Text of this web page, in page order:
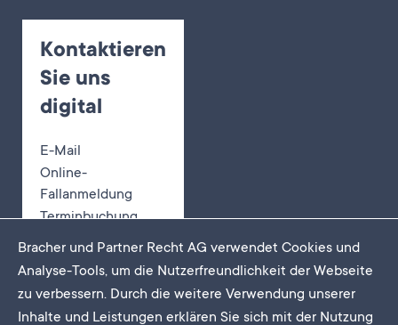
Kontaktieren
Sie uns
digital
E-Mail
Online-
Fallanmeldung
Terminbuchung
Newsletter
Bracher und Partner Recht AG verwendet Cookies und
Analyse-Tools, um die Nutzerfreundlichkeit der Webseite
zu verbessern. Durch die weitere Verwendung unserer
Inhalte und Leistungen erklären Sie sich mit der Nutzung